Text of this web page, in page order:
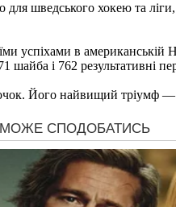
для шведського хокею та
успіхами в
шайба і 762 результативні
Його найвищий тріумф —